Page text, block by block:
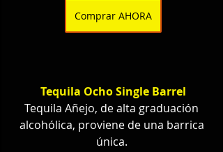
Comprar AHORA
Tequila Ocho Single Barrel
Tequila Añejo, de alta graduación
alcohólica, proviene de una barrica
única.